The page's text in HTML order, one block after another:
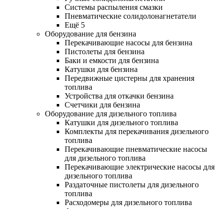
Системы распыления смазки
Пневматические солидолонагнетатели
Ещё 5
Оборудование для бензина
Перекачивающие насосы для бензина
Пистолеты для бензина
Баки и емкости для бензина
Катушки для бензина
Передвижные цистерны для хранения
топлива
Устройства для откачки бензина
Счетчики для бензина
Оборудование для дизельного топлива
Катушки для дизельного топлива
Комплекты для перекачивания дизельного
топлива
Перекачивающие пневматические насосы
для дизельного топлива
Перекачивающие электрические насосы для
дизельного топлива
Раздаточные пистолеты для дизельного
топлива
Расходомеры для дизельного топлива